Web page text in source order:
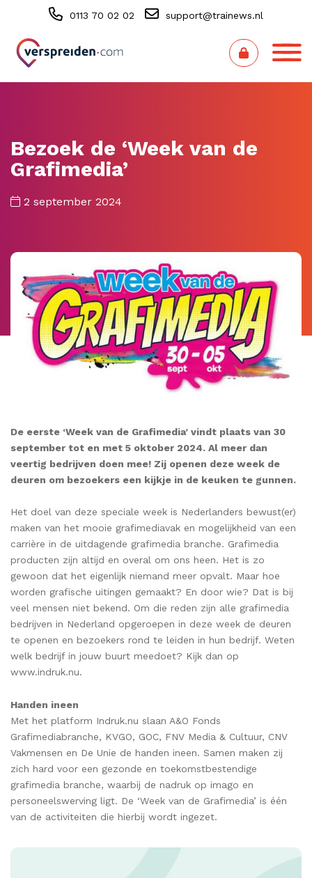
0113 70 02 02 support@trainews.nl
Bezoek de ‘Week van de
Grafimedia’
2 september 2024
De eerste ‘Week van de Grafimedia’ vindt plaats van 30
september tot en met 5 oktober 2024. Al meer dan
veertig bedrijven doen mee! Zij openen deze week de
deuren om bezoekers een kijkje in de keuken te gunnen.
Het doel van deze speciale week is Nederlanders bewust(er)
maken van het mooie grafimediavak en mogelijkheid van een
carrière in de uitdagende grafimedia branche. Grafimedia
producten zijn altijd en overal om ons heen. Het is zo
gewoon dat het eigenlijk niemand meer opvalt. Maar hoe
worden grafische uitingen gemaakt? En door wie? Dat is bij
veel mensen niet bekend. Om die reden zijn alle grafimedia
bedrijven in Nederland opgeroepen in deze week de deuren
te openen en bezoekers rond te leiden in hun bedrijf. Weten
welk bedrijf in jouw buurt meedoet? Kijk dan op
www.indruk.nu.
Handen ineen
Met het platform Indruk.nu slaan A&O Fonds
Grafimediabranche, KVGO, GOC, FNV Media & Cultuur, CNV
Vakmensen en De Unie de handen ineen. Samen maken zij
zich hard voor een gezonde en toekomstbestendige
grafimedia branche, waarbij de nadruk op imago en
personeelswerving ligt. De ‘Week van de Grafimedia’ is één
van de activiteiten die hierbij wordt ingezet.